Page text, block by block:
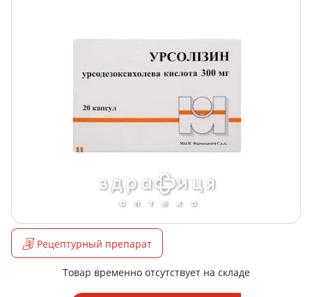
Рецептурный препарат
Товар временно отсутствует на складе